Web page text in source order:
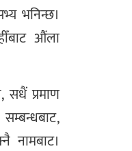
भनिन्छ।
औंला
सधैं प्रमाण